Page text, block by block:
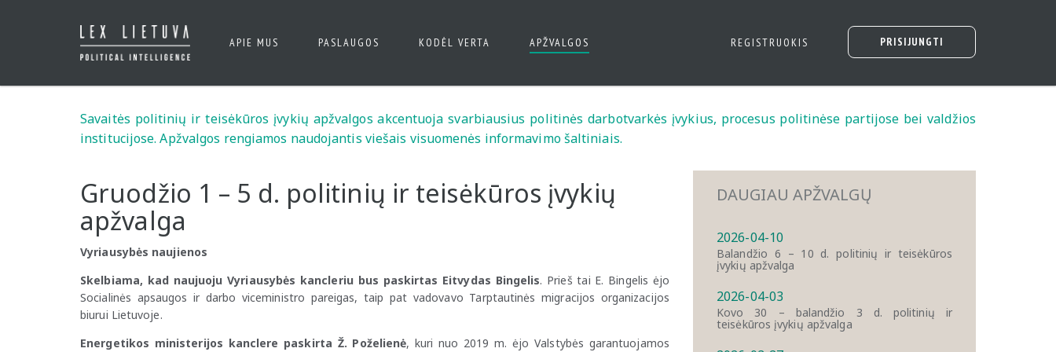
APIE MUS PASLAUGOS KODĖL VERTA APŽVALGOS REGISTRUOKIS PRISIJUNGTI
Savaitės politinių ir teisėkūros įvykių apžvalgos akcentuoja svarbiausius politinės darbotvarkės įvykius, procesus politinėse partijose bei valdžios
institucijose. Apžvalgos rengiamos naudojantis viešais visuomenės informavimo šaltiniais.
Gruodžio 1 – 5 d. politinių ir teisėkūros įvykių
apžvalga
Vyriausybės naujienos
Skelbiama, kad naujuoju Vyriausybės kancleriu bus paskirtas Eitvydas Bingelis. Prieš tai E. Bingelis ėjo
Socialinės apsaugos ir darbo viceministro pareigas, taip pat vadovavo Tarptautinės migracijos organizacijos
biurui Lietuvoje.
Energetikos ministerijos kanclere paskirta Ž. Poželienė, kuri nuo 2019 m. ėjo Valstybės garantuojamos
DAUGIAU APŽVALGŲ
2026-04-10
Balandžio 6 – 10 d. politinių ir teisėkūros
įvykių apžvalga
2026-04-03
Kovo 30 – balandžio 3 d. politinių ir
teisėkūros įvykių apžvalga